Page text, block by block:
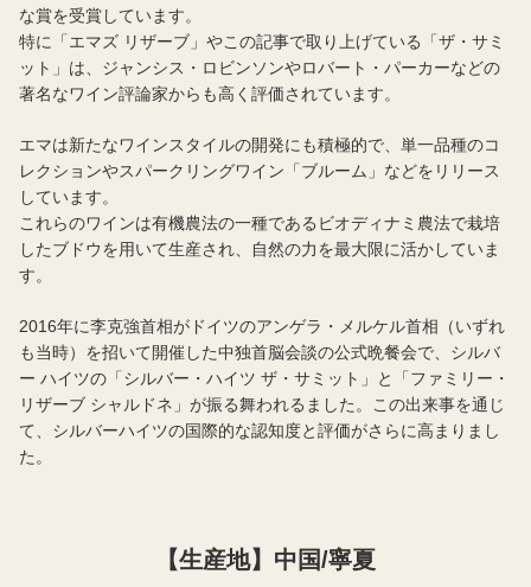
な賞を受賞しています。
特に「エマズ リザーブ」やこの記事で取り上げている「ザ・サミ
ット」は、ジャンシス・ロビンソンやロバート・パーカーなどの
著名なワイン評論家からも高く評価されています。
エマは新たなワインスタイルの開発にも積極的で、単一品種のコ
レクションやスパークリングワイン「ブルーム」などをリリース
しています。
これらのワインは有機農法の一種であるビオディナミ農法で栽培
したブドウを用いて生産され、自然の力を最大限に活かしていま
す。
2016年に李克強首相がドイツのアンゲラ・メルケル首相（いずれ
も当時）を招いて開催した中独首脳会談の公式晩餐会で、シルバ
ー ハイツの「シルバー・ハイツ ザ・サミット」と「ファミリー・
リザーブ シャルドネ」が振る舞われるました。この出来事を通じ
て、シルバーハイツの国際的な認知度と評価がさらに高まりまし
た。
【生産地】中国/寧夏